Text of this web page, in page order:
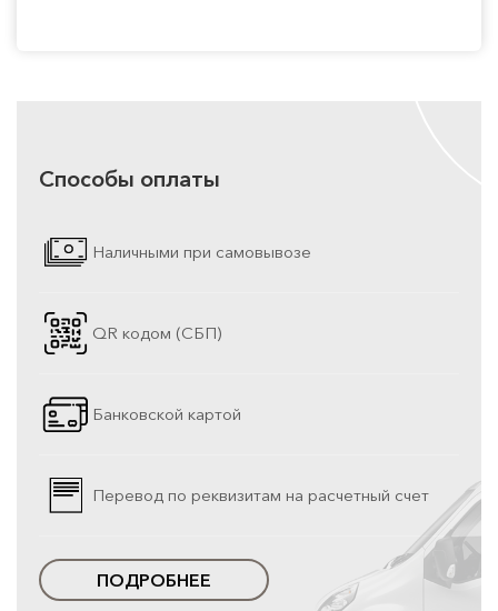
Способы оплаты
Наличными при самовывозе
QR кодом (СБП)
Банковской картой
Перевод по реквизитам на расчетный счет
ПОДРОБНЕЕ